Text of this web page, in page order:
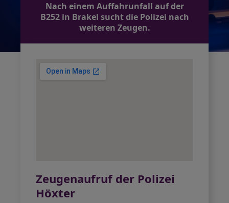
Nach einem Auffahrunfall auf der
B252 in Brakel sucht die Polizei nach
weiteren Zeugen.
Zeugenaufruf der Polizei
Höxter